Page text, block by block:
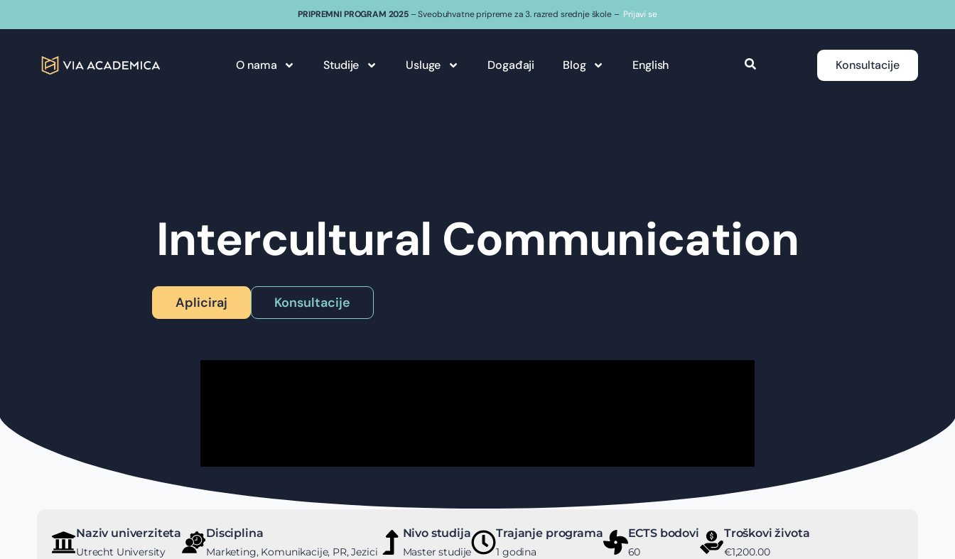
PRIPREMNI PROGRAM 2025– Sveobuhvatne pripreme za 3. razred srednje škole – Prijavi se
O nama Studije Usluge Događaji Blog English Konsultacije
Intercultural Communication
Apliciraj Konsultacije
Naziv univerziteta
Utrecht University
Disciplina
Marketing, Komunikacije, PR, Jezici
Nivo studija
Master studije
Trajanje programa
1 godina
ECTS bodovi
60
Troškovi života
€1,200.00